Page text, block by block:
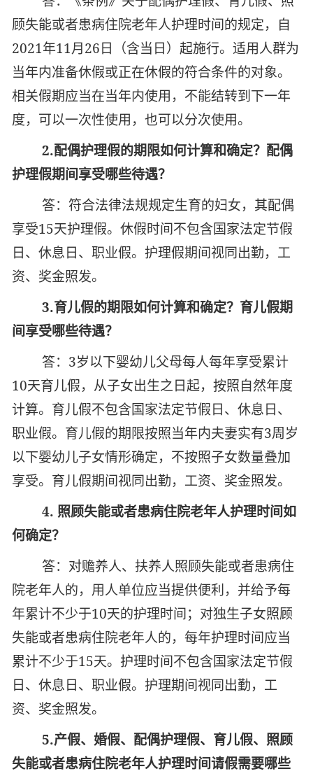
顾失能或者患病住院老年人护理时间的规定，自
2021年11月26日（含当日）起施行。适用人群为
当年内准备休假或正在休假的符合条件的对象。
相关假期应当在当年内使用，不能结转到下一年
度，可以一次性使用，也可以分次使用。
2.配偶护理假的期限如何计算和确定？配偶
护理假期间享受哪些待遇？
答：符合法律法规规定生育的妇女，其配偶
享受15天护理假。休假时间不包含国家法定节假
日、休息日、职业假。护理假期间视同出勤，工
资、奖金照发。
3.育儿假的期限如何计算和确定？育儿假期
间享受哪些待遇？
答：3岁以下婴幼儿父母每人每年享受累计
10天育儿假，从子女出生之日起，按照自然年度
计算。育儿假不包含国家法定节假日、休息日、
职业假。育儿假的期限按照当年内夫妻实有3周岁
以下婴幼儿子女情形确定，不按照子女数量叠加
享受。育儿假期间视同出勤，工资、奖金照发。
4. 照顾失能或者患病住院老年人护理时间如
何确定？
答：对赡养人、扶养人照顾失能或者患病住
院老年人的，用人单位应当提供便利，并给予每
年累计不少于10天的护理时间；对独生子女照顾
失能或者患病住院老年人的，每年护理时间应当
累计不少于15天。护理时间不包含国家法定节假
日、休息日、职业假。护理期间视同出勤，工
资、奖金照发。
5.产假、婚假、配偶护理假、育儿假、照顾
失能或者患病住院老年人护理时间请假需要哪些